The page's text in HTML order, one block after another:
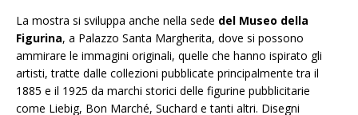
La mostra si sviluppa anche nella sede del Museo della
Figurina, a Palazzo Santa Margherita, dove si possono
ammirare le immagini originali, quelle che hanno ispirato gli
artisti, tratte dalle collezioni pubblicate principalmente tra il
1885 e il 1925 da marchi storici delle figurine pubblicitarie
come Liebig, Bon Marché, Suchard e tanti altri. Disegni